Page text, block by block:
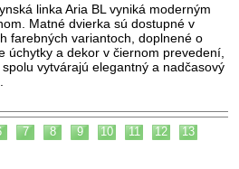
linka Aria BL vyniká moderným
Matné dvierka sú dostupné v
farebných variantoch, doplnené o
úchytky a dekor v čiernom prevedení,
spolu vytvárajú elegantný a nadčasový
7 8 9 10 11 12
13